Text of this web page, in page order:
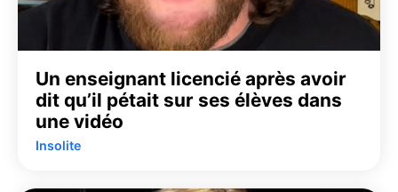
Un enseignant licencié après avoir
dit qu’il pétait sur ses élèves dans
une vidéo
Insolite